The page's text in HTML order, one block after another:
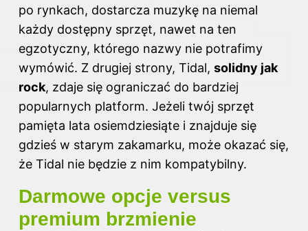
po rynkach, dostarcza muzykę na niemal
każdy dostępny sprzęt, nawet na ten
egzotyczny, którego nazwy nie potrafimy
wymówić. Z drugiej strony, Tidal, solidny jak
rock, zdaje się ograniczać do bardziej
popularnych platform. Jeżeli twój sprzęt
pamięta lata osiemdziesiąte i znajduje się
gdzieś w starym zakamarku, może okazać się,
że Tidal nie będzie z nim kompatybilny.
Darmowe opcje versus
premium brzmienie